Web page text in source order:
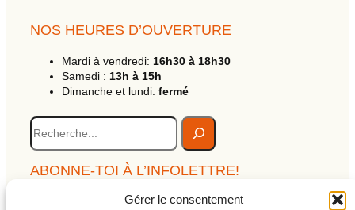
Gérer le consentement
NOS HEURES D’OUVERTURE
Mardi à vendredi: 16h30 à 18h30
Samedi : 13h à 15h
Dimanche et lundi: fermé
R
e
c
h
ABONNE-TOI À L’INFOLETTRE!
Clique ici !